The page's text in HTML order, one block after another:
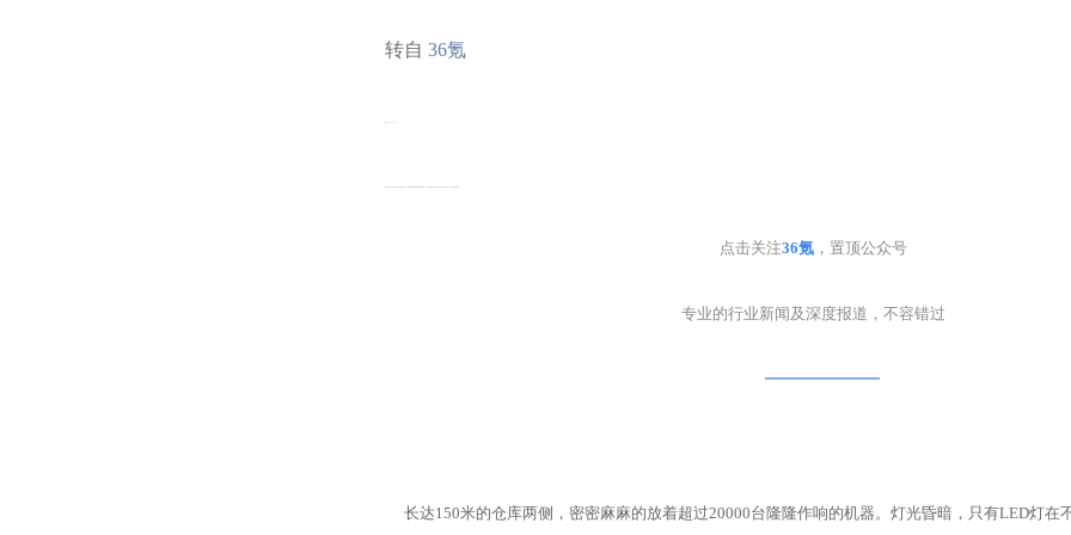
转自 36氪
点击关注36氪，置顶公众号
专业的行业新闻及深度报道，不容错过
━━━━━━
长达150米的仓库两侧，密密麻麻的放着超过20000台隆隆作响的机器。灯光昏暗，只有LED灯在